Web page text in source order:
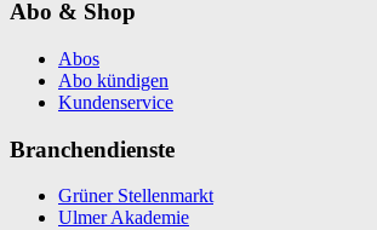
Abo & Shop
Abos
Abo kündigen
Kundenservice
Branchendienste
Grüner Stellenmarkt
Ulmer Akademie